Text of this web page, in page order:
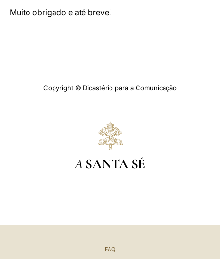
Muito obrigado e até breve!
Copyright © Dicastério para a Comunicação
A SANTA SÉ
FAQ